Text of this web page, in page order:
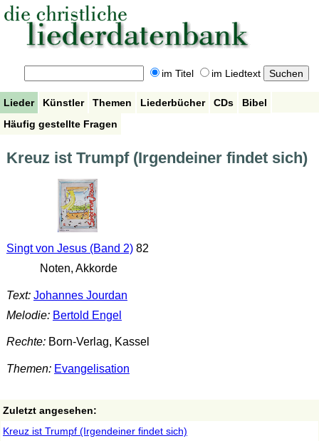
im Titel im Liedtext
Lieder Künstler Themen Liederbücher CDs
Bibel
Häufig gestellte Fragen
Kreuz ist Trumpf (Irgendeiner findet sich)
Singt von Jesus (Band 2)82
Noten, Akkorde
Text: Johannes Jourdan
Melodie: Bertold Engel
Rechte:Born-Verlag, Kassel
Themen: Evangelisation
Zuletzt angesehen:
Kreuz ist Trumpf (Irgendeiner findet sich)